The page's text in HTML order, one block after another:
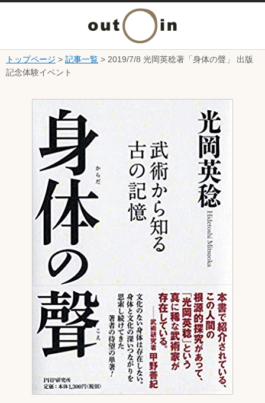
本文へ
ニ
ュ
トップページ > 記事一覧 > 2019/7/8 光岡英稔著「身体の聲」 出版
記念体験イベント